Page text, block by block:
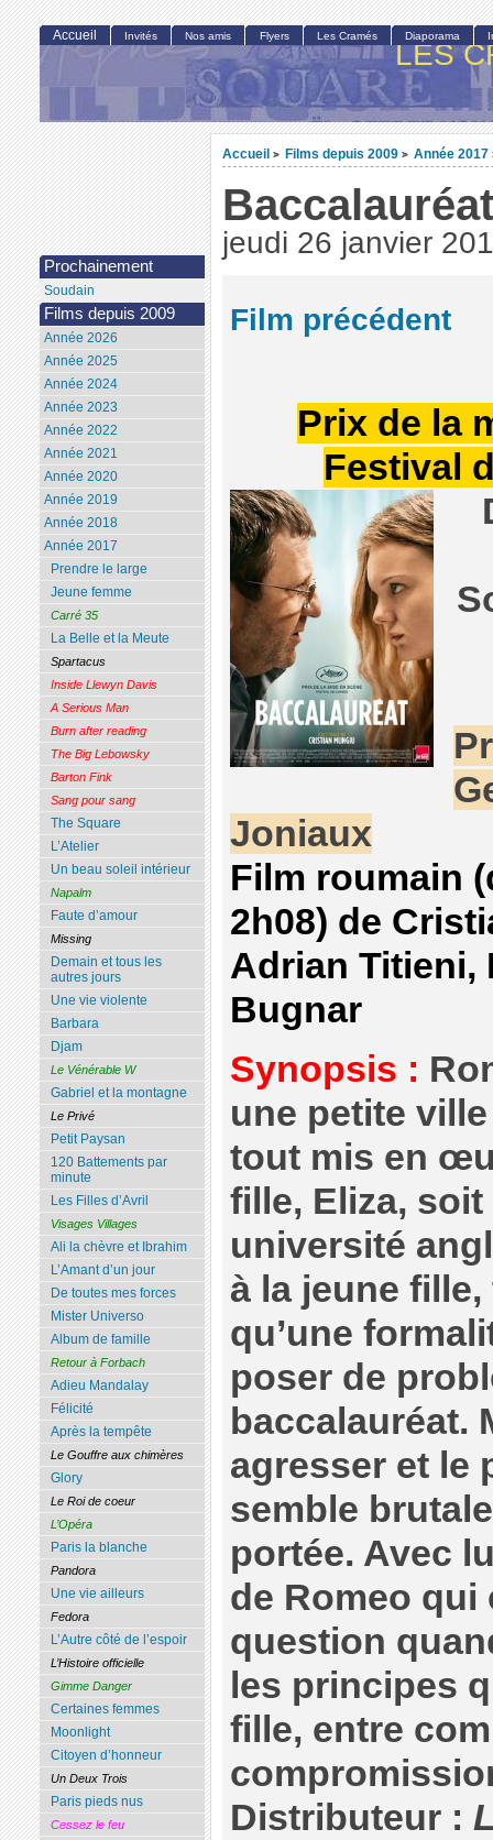
LES
Accueil > Films depuis 2009 > Année 2017
Baccalauréat
jeudi 26 janvier
Film précédent
Prix de la
Festival
Joniaux
Film roumain
2h08) de
Adrian Titieni,
Bugnar
Synopsis :
une petite
tout mis en
fille, Eliza,
université
à la jeune
qu’une
poser de
baccalauréat.
agresser et le
semble
portée. Avec
de Romeo qui
question
les principes
fille, entre
Distributeur :
Accueil Invités Nos amis Flyers Les Cramés Diaporama
Prochainement
Soudain
Films depuis 2009
Année 2026
Année 2025
Année 2024
Année 2023
Année 2022
Année 2021
Année 2020
Année 2019
Année 2018
Année 2017
Prendre le large
Jeune femme
Carré 35
La Belle et la Meute
Spartacus
Inside Llewyn Davis
A Serious Man
Burn after reading
The Big Lebowsky
Barton Fink
Sang pour sang
The Square
L’Atelier
Un beau soleil intérieur
Napalm
Faute d’amour
Missing
Demain et tous les
autres jours
Une vie violente
Barbara
Djam
Le Vénérable W
Gabriel et la montagne
Le Privé
Petit Paysan
120 Battements par
minute
Les Filles d’Avril
Visages Villages
Ali la chèvre et Ibrahim
L’Amant d’un jour
De toutes mes forces
Mister Universo
Album de famille
Retour à Forbach
Adieu Mandalay
Félicité
Après la tempête
Le Gouffre aux chimères
Glory
Le Roi de coeur
L’Opéra
Paris la blanche
Pandora
Une vie ailleurs
Fedora
L’Autre côté de l’espoir
L’Histoire officielle
Gimme Danger
Certaines femmes
Moonlight
Citoyen d’honneur
Un Deux Trois
Paris pieds nus
Cessez le feu